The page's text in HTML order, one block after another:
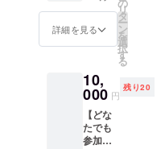
にご記
願いし
ます。
ださ
い。交
通費は
寄附受
領証明
書（領
収書）
発行の
ため、
入をお
願いし
ん 「菅
布」(す
がぶ)
(サイ
ズ
8×10c
m )をお
送りし
ます。
詳細を見る
の
リ
タ
ー
ン
を
選
択
す
る
10,
000 円
残り20
【どな
たでも
参加